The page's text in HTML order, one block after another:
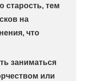
старость, тем
на
что
заниматься
или